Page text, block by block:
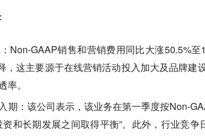
Non-GAAP销售和营销费用同比大涨50.5%
，这主要源于在线营销活动投入加大及品牌建
。
期： 该公司表示，该业务在第一季度按Non-
和长期发展之间取得平衡”。此外，行业竞争